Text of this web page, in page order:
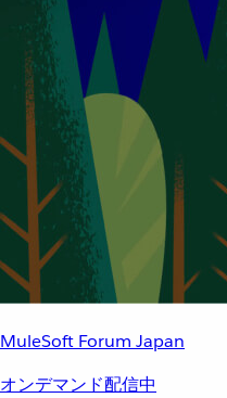
MuleSoft Forum Japan
オンデマンド配信中